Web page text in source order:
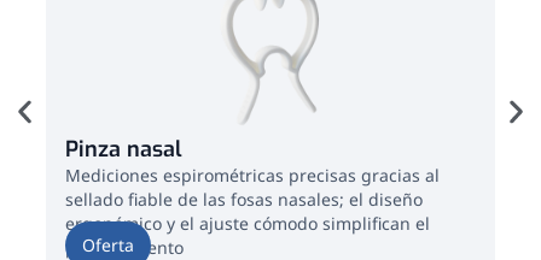
Pinza nasal
Mediciones espirométricas precisas gracias al
sellado fiable de las fosas nasales; el diseño
ergonómico y el ajuste cómodo simplifican el
procedimiento
Oferta